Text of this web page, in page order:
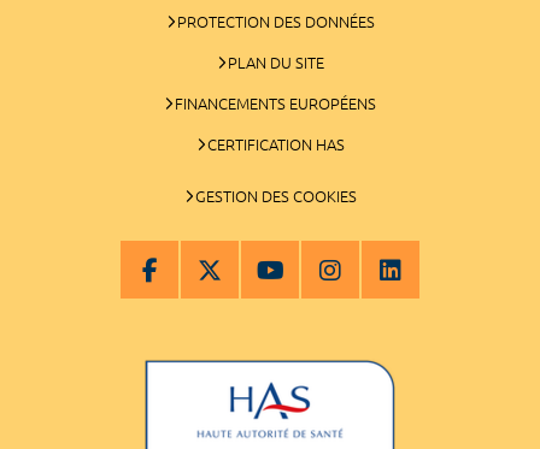
PROTECTION DES DONNÉES
PLAN DU SITE
FINANCEMENTS EUROPÉENS
CERTIFICATION HAS
GESTION DES COOKIES